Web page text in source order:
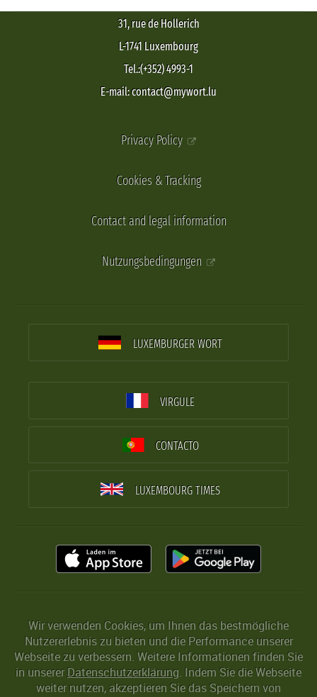
31, rue de Hollerich
L-1741 Luxembourg
Tel.:(+352) 4993-1
E-mail: contact@mywort.lu
Privacy Policy
Cookies & Tracking
Contact and legal information
Nutzungsbedingungen
LUXEMBURGER WORT
VIRGULE
CONTACTO
LUXEMBOURG TIMES
Wir verwenden Cookies, um Ihnen das bestmögliche
Nutzererlebnis zu bieten und die Performance unserer
Webseite zu verbessern. Weitere Informationen finden Sie
in unserer Datenschutzerklärung. Indem Sie die Webseite
weiter nutzen, akzeptieren Sie das Speichern von